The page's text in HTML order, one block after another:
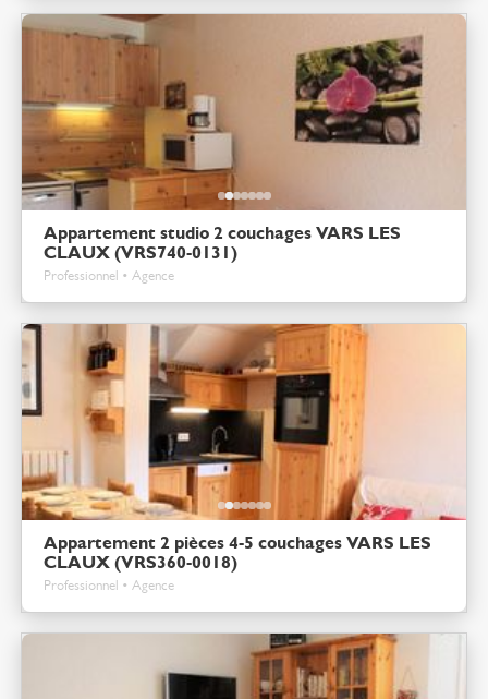
Appartement studio 2 couchages VARS LES
CLAUX (VRS740-0131)
Professionnel • Agence
Appartement 2 pièces 4-5 couchages VARS LES
CLAUX (VRS360-0018)
Professionnel • Agence